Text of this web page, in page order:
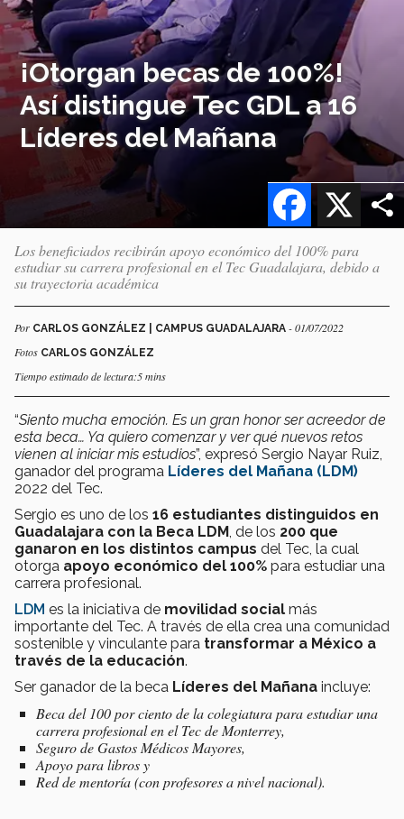
¡Otorgan becas de 100%!
Así distingue Tec GDL a 16
Líderes del Mañana
X
Facebook
Los beneficiados recibirán apoyo económico del 100% para
estudiar su carrera profesional en el Tec Guadalajara, debido a
su trayectoria académica
Por CARLOS GONZÁLEZ | CAMPUS GUADALAJARA - 01/07/2022
Fotos CARLOS GONZÁLEZ
Tiempo estimado de lectura:5 mins
“Siento mucha emoción. Es un gran honor ser acreedor de
esta beca… Ya quiero comenzar y ver qué nuevos retos
vienen al iniciar mis estudios”, expresó Sergio Nayar Ruiz,
ganador del programa Líderes del Mañana (LDM)
2022 del Tec.
Sergio es uno de los 16 estudiantes distinguidos en
Guadalajara con la Beca LDM , de los 200 que
ganaron en los distintos campus del Tec, la cual
otorga apoyo económico del 100% para estudiar una
carrera profesional.
LDM es la iniciativa de movilidad social más
importante del Tec. A través de ella crea una comunidad
sostenible y vinculante para transformar a México a
través de la educación.
Ser ganador de la beca Líderes del Mañana incluye:
Beca del 100 por ciento de la colegiatura para estudiar una
carrera profesional en el Tec de Monterrey,
Seguro de Gastos Médicos Mayores,
Apoyo para libros y
Red de mentoría (con profesores a nivel nacional).